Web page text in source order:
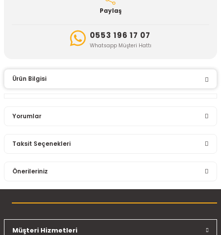
Paylaş
0553 196 17 07
Whatsapp Müşteri Hattı
Ürün Bilgisi
Yorumlar
Taksit Seçenekleri
Önerileriniz
konularda yetersiz gördüğünüz noktaları öneri formunu
Müşteri Hizmetleri